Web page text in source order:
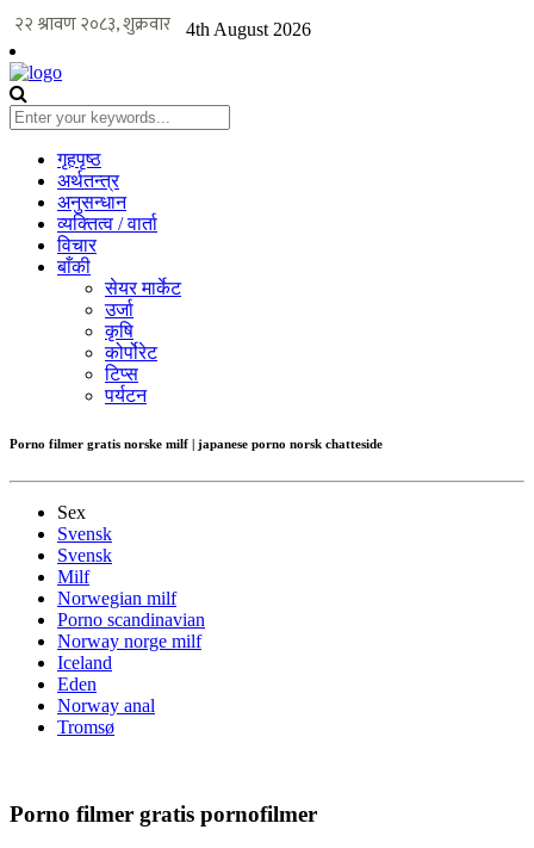
4th August 2026
गृहपृष्ठ
अर्थतन्त्र
अनुसन्धान
व्यक्तित्व / वार्ता
विचार
बाँकी
सेयर मार्केट
उर्जा
कृषि
कोर्पोरेट
टिप्स
पर्यटन
Porno filmer gratis norske milf | japanese porno norsk chatteside
Sex
Svensk
Svensk
Milf
Norwegian milf
Porno scandinavian
Norway norge milf
Iceland
Eden
Norway anal
Tromsø
Porno filmer gratis pornofilmer